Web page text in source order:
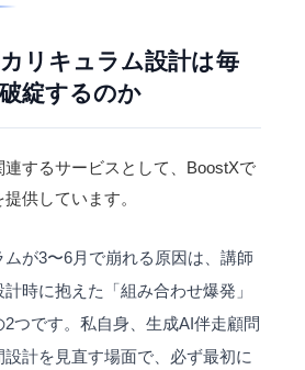
リキュラム設計は毎
綻するのか
するサービスとして、BoostXで
供しています。
が3〜6月で崩れる原因は、講師
時に抱えた「組み合わせ爆発」
2つです。私自身、生成AI伴走顧問
計を見直す場面で、必ず最初に